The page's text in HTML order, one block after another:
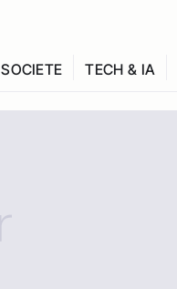
SOCIETE TECH & IA